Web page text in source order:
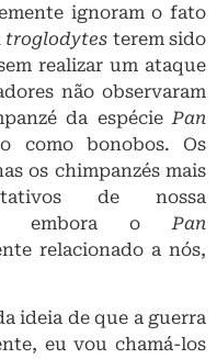
ignoram o fato
troglodytes terem sido
realizar um ataque
não observaram
da espécie Pan
como bonobos. Os
os chimpanzés mais
de nossa
embora o Pan
relacionado a nós,
ideia de que a guerra
eu vou chamá-los